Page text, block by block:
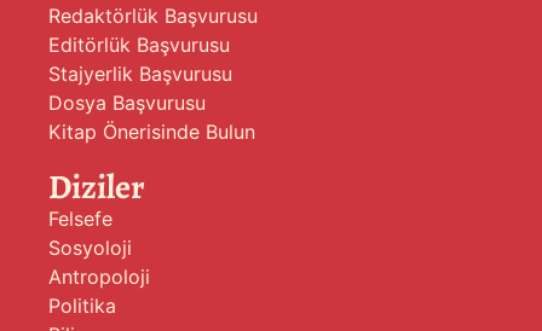
Redaktörlük Başvurusu
Editörlük Başvurusu
Stajyerlik Başvurusu
Dosya Başvurusu
Kitap Önerisinde Bulun
Diziler
Felsefe
Sosyoloji
Antropoloji
Politika